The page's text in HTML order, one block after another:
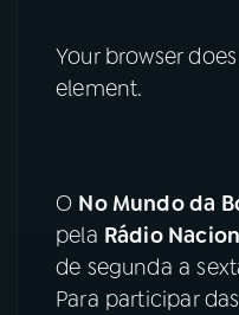
Your browser
element.
O No Mundo da
pela Rádio
de segunda a
Para participar